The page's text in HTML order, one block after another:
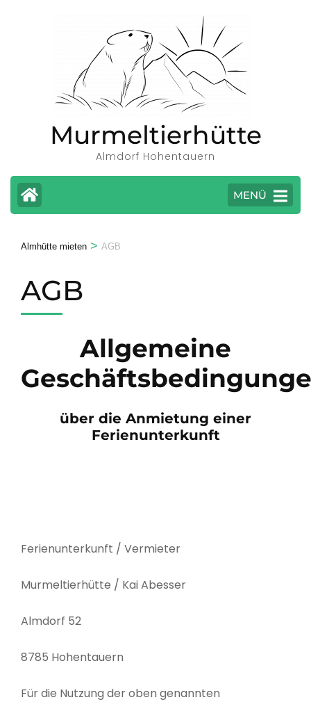
Murmeltierhütte
Almdorf Hohentauern
MENÜ
Almhütte mieten > AGB
AGB
Allgemeine
über die Anmietung einer
Ferienunterkunft
Ferienunterkunft / Vermieter
Murmeltierhütte / Kai Abesser
Almdorf 52
8785 Hohentauern
Für die Nutzung der oben genannten